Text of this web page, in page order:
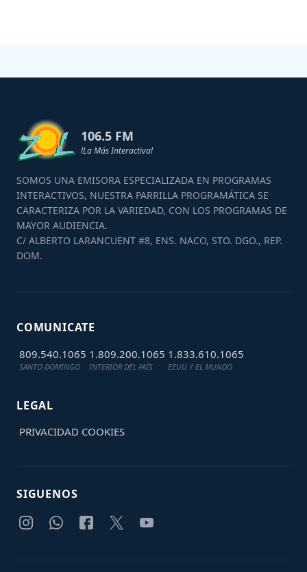
106.5 FM
!La Más Interactiva!
SOMOS UNA EMISORA ESPECIALIZADA EN PROGRAMAS
INTERACTIVOS, NUESTRA PARRILLA PROGRAMÁTICA SE
CARACTERIZA POR LA VARIEDAD, CON LOS PROGRAMAS DE
MAYOR AUDIENCIA.
C/ ALBERTO LARANCUENT #8, ENS. NACO, STO. DGO., REP.
DOM.
COMUNICATE
809.540.1065
SANTO DOMINGO
1.809.200.1065
INTERIOR DEL PAÍS
1.833.610.1065
EEUU Y EL MUNDO
LEGAL
PRIVACIDAD COOKIES
SIGUENOS